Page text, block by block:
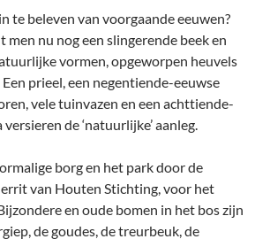
te beleven van voorgaande eeuwen?
nu nog een slingerende beek en
vormen, opgeworpen heuvels
prieel, een negentiende-eeuwse
vele tuinvazen en een achttiende-
de ‘natuurlijke’ aanleg.
borg en het park door de
van Houten Stichting, voor het
en oude bomen in het bos zijn
de goudes, de treurbeuk, de